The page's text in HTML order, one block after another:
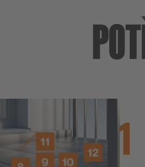
1